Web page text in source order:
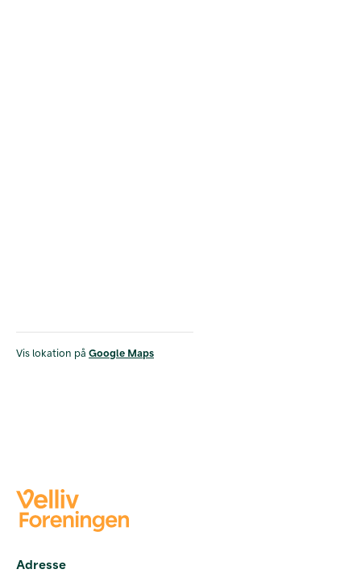
Vis lokation på Google Maps
Adresse